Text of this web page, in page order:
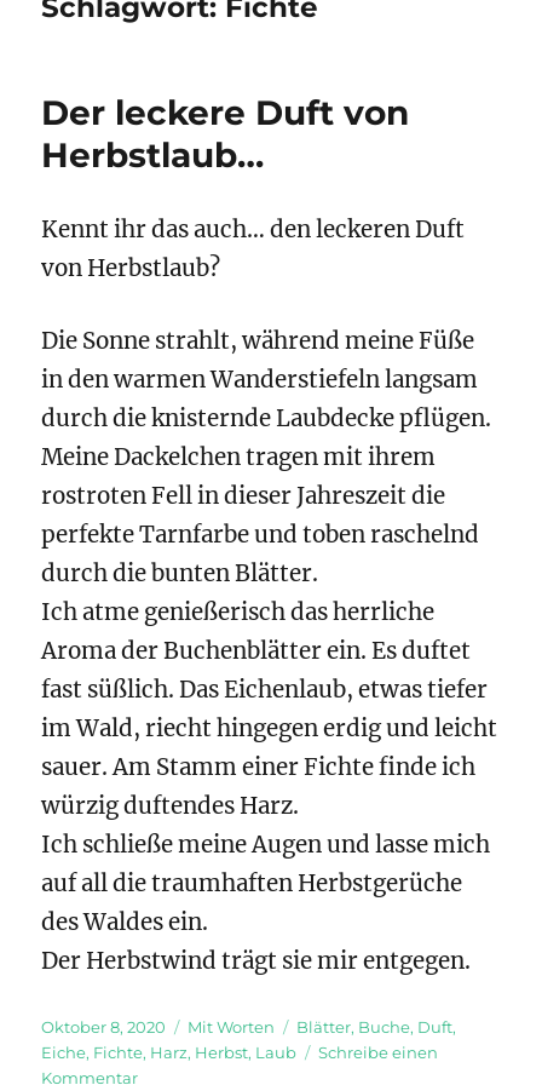
Schlagwort: Fichte
Der leckere Duft von
Herbstlaub…
Kennt ihr das auch… den leckeren Duft
von Herbstlaub?
Die Sonne strahlt, während meine Füße
in den warmen Wanderstiefeln langsam
durch die knisternde Laubdecke pflügen.
Meine Dackelchen tragen mit ihrem
rostroten Fell in dieser Jahreszeit die
perfekte Tarnfarbe und toben raschelnd
durch die bunten Blätter.
Ich atme genießerisch das herrliche
Aroma der Buchenblätter ein. Es duftet
fast süßlich. Das Eichenlaub, etwas tiefer
im Wald, riecht hingegen erdig und leicht
sauer. Am Stamm einer Fichte finde ich
würzig duftendes Harz.
Ich schließe meine Augen und lasse mich
auf all die traumhaften Herbstgerüche
des Waldes ein.
Der Herbstwind trägt sie mir entgegen.
Veröffentlicht
am
Oktober 8, 2020 Kategorien
Mit Worten Schlagwörter
Blätter, Buche, Duft,
Eiche, Fichte, Harz, Herbst, Laub
Schreibe einen
Kommentarzu